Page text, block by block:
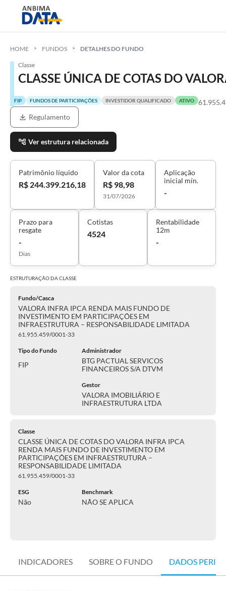
HOME FUNDOS DETALHES DO FUNDO
Classe
CLASSE ÚNICA DE COTAS DO
FIP FUNDOS DE PARTICIPAÇÕES INVESTIDOR QUALIFICADO ATIVO
Regulamento
Ver estrutura relacionada
Patrimônio líquido
R$ 244.399.216,18
Valor da cota
R$ 98,98
31/07/2026
Aplicação
inicial mín.
-
Prazo para
resgate
-
Dias
Cotistas
4524
Rentabilidade
12m
-
ESTRUTURAÇÃO DACLASSE
Fundo/Casca
VALORA INFRA IPCA RENDA MAIS FUNDO DE
INVESTIMENTO EM PARTICIPAÇÕES EM
INFRAESTRUTURA – RESPONSABILIDADE LIMITADA
61.955.459/0001-33
Tipo do Fundo
FIP
Administrador
BTG PACTUAL SERVICOS
FINANCEIROS S/A DTVM
Gestor
VALORA IMOBILIÁRIO E
INFRAESTRUTURA LTDA
Classe
CLASSE ÚNICA DE COTAS DO VALORA INFRA IPCA
RENDA MAIS FUNDO DE INVESTIMENTO EM
PARTICIPAÇÕES EM INFRAESTRUTURA –
RESPONSABILIDADE LIMITADA
61.955.459/0001-33
ESG
Não
Benchmark
NÃO SE APLICA
INDICADORES SOBRE O FUNDO DADOS